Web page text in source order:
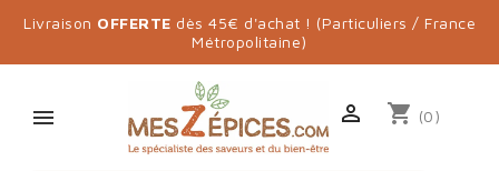
Livraison OFFERTE dès 45€ d'achat ! (Particuliers / France
Métropolitaine)
 shopping_cart (0)